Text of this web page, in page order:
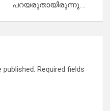
പറയരുതായിരുന്നു….
published. Required fields